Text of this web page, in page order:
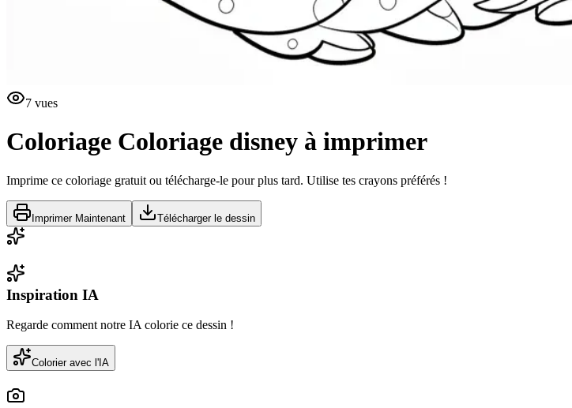
7 vues
Coloriage Coloriage disney à imprimer
Imprime ce coloriage gratuit ou télécharge-le pour plus tard. Utilise tes crayons préférés !
Imprimer Maintenant Télécharger le dessin
Inspiration IA
Regarde comment notre IA colorie ce dessin !
Colorier avec l'IA